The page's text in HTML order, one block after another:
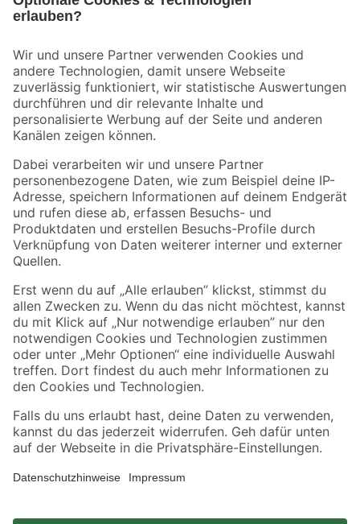
Folge uns
Zahlungsarten Versandarten
Sicher einkaufen
Jetzt die toom-App herunterladen
Alle Preisangaben in EUR inkl. gesetzl. MwSt.. Die dargestellten Angebote sind unter
Umständen nicht in allen Märkten verfügbar. Die angegebenen Verfügbarkeiten beziehen
sich auf den unter "Mein Markt" ausgewählten toom Baumarkt. Alle Angebote und
*Paketversand ab 59 € versandkostenfrei, gilt nicht für Artikel mit Speditionsversand, hier
fallen zusätzliche Versandkosten an.